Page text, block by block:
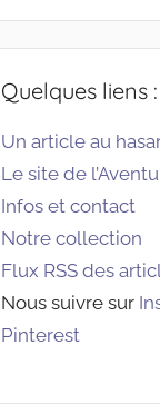
Quelques liens :
Un article au
Le site de
Infos et contact
Notre collection
Flux RSS des
Nous suivre sur
Pinterest